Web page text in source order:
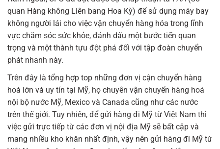
quan Hàng không Liên bang Hoa Kỳ) để sử dụng máy bay
không người lái cho việc vận chuyển hàng hóa trong lĩnh
vực chăm sóc sức khỏe, đánh dấu một bước tiến quan
trọng và một thành tựu đột phá đối với tập đoàn chuyển
phát nhanh này.
Trên đây là tổng hợp top những đơn vị cận chuyển hàng
hoá lớn và uy tín tại Mỹ, họ chuyên vận chuyển hàng hoá
nội bộ nước Mỹ, Mexico và Canada cũng như các nước
trên thế giới. Tuy nhiên, để gửi hàng đi Mỹ từ Việt Nam thì
việc gửi trực tiếp từ các đơn vị nội địa Mỹ sẽ bất cập và
mang nhiều kho khăn nhất định, vậy nên gửi hàng đi Mỹ từ